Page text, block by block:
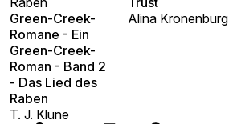
Green-Creek-
Romane - Ein
Green-Creek-
Roman - Band 2
- Das Lied des
Raben
T. J. Klune
Alina Kronenburg